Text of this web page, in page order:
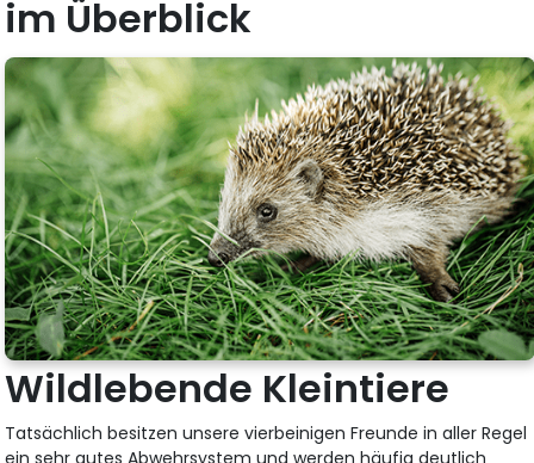
im Überblick
Wildlebende Kleintiere
Tatsächlich besitzen unsere vierbeinigen Freunde in aller Regel